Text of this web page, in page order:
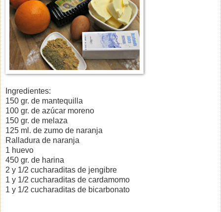
Ingredientes:
150 gr. de mantequilla
100 gr. de azúcar moreno
150 gr. de melaza
125 ml. de zumo de naranja
Ralladura de naranja
1 huevo
450 gr. de harina
2 y 1/2 cucharaditas de jengibre
1 y 1/2 cucharaditas de cardamomo
1 y 1/2 cucharaditas de bicarbonato